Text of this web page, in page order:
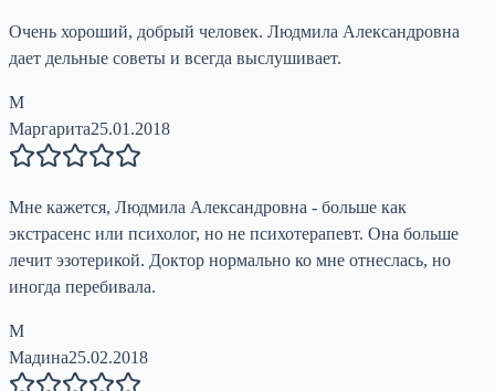
Очень хороший, добрый человек. Людмила Александровна
дает дельные советы и всегда выслушивает.
М
Маргарита25.01.2018
Мне кажется, Людмила Александровна - больше как
экстрасенс или психолог, но не психотерапевт. Она больше
лечит эзотерикой. Доктор нормально ко мне отнеслась, но
иногда перебивала.
М
Мадина25.02.2018